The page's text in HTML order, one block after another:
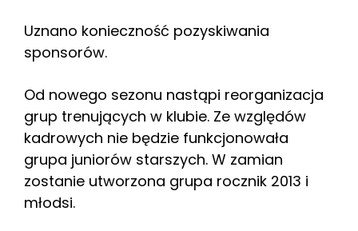
Uznano konieczność pozyskiwania
sponsorów.
Od nowego sezonu nastąpi reorganizacja
grup trenujących w klubie. Ze względów
kadrowych nie będzie funkcjonowała
grupa juniorów starszych. W zamian
zostanie utworzona grupa rocznik 2013 i
młodsi.